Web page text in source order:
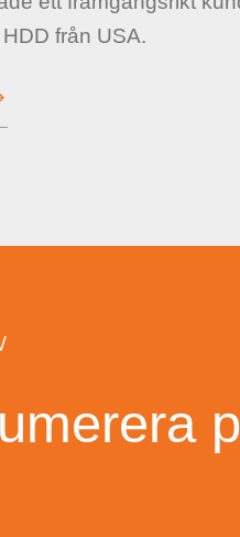
från USA.